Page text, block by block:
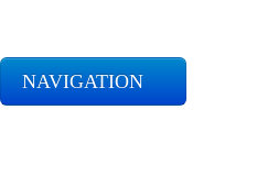
NAVIGATION